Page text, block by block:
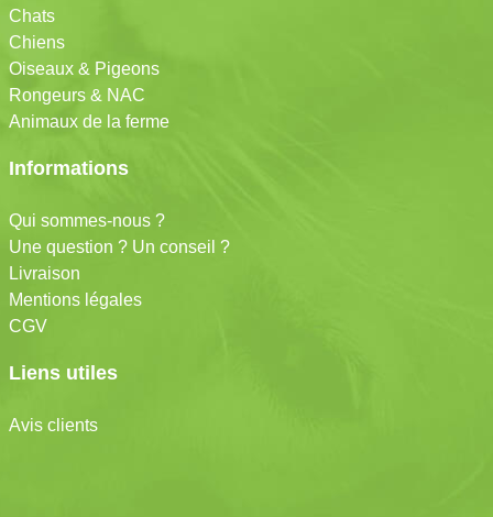
Chats
Chiens
Oiseaux & Pigeons
Rongeurs & NAC
Animaux de la ferme
Informations
Qui sommes-nous ?
Une question ? Un conseil ?
Livraison
Mentions légales
CGV
Liens utiles
Avis clients